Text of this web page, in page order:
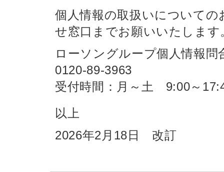
個人情報の取扱いについて
せ窓口までお願いいたします
ローソングループ個人情報問
0120-89-3963
受付時間：月～土 9:00～
以上
2026年2月18日 改訂